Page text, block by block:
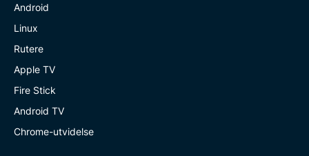
Android
Linux
Rutere
Apple TV
Fire Stick
Android TV
Chrome-utvidelse